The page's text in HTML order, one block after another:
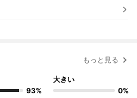
もっと見る
93%
大きい
0%